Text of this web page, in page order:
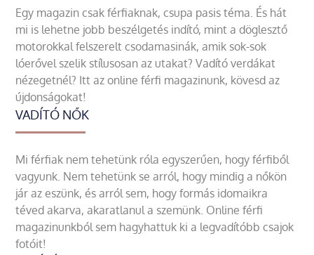
Egy magazin csak férfiaknak, csupa pasis téma. És hát
mi is lehetne jobb beszélgetés indító, mint a döglesztő
motorokkal felszerelt csodamasinák, amik sok-sok
lóerővel szelik stílusosan az utakat? Vadító verdákat
nézegetnél? Itt az online férfi magazinunk, kövesd az
újdonságokat!
VADÍTÓ NŐK
Mi férfiak nem tehetünk róla egyszerűen, hogy férfiből
vagyunk. Nem tehetünk se arról, hogy mindig a nőkön
jár az eszünk, és arról sem, hogy formás idomaikra
téved akarva, akaratlanul a szemünk. Online férfi
magazinunkból sem hagyhattuk ki a legvadítóbb csajok
fotóit!